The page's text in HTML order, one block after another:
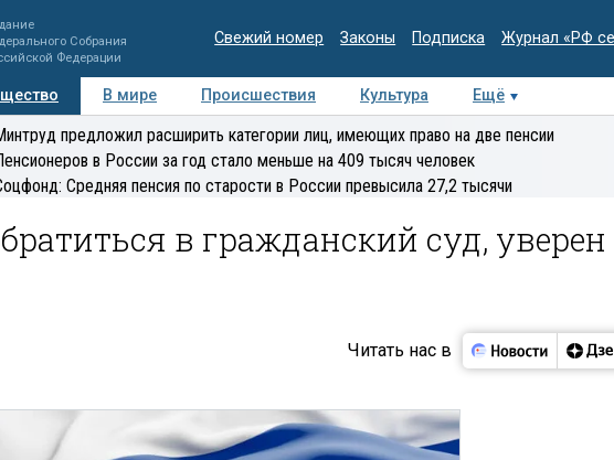
Собрания
Федерации
Свежий номер Законы Подписка Журнал «РФ
В мире Происшествия Культура
Ещё
Регионы Медиацентр Интервью Колумнисты
предложил расширить категории лиц, имеющих право на две пенсии
в России за год стало меньше на 409 тысяч человек
Средняя пенсия по старости в России превысила 27,2 тысячи
в гражданский суд, уверен
Читать нас в